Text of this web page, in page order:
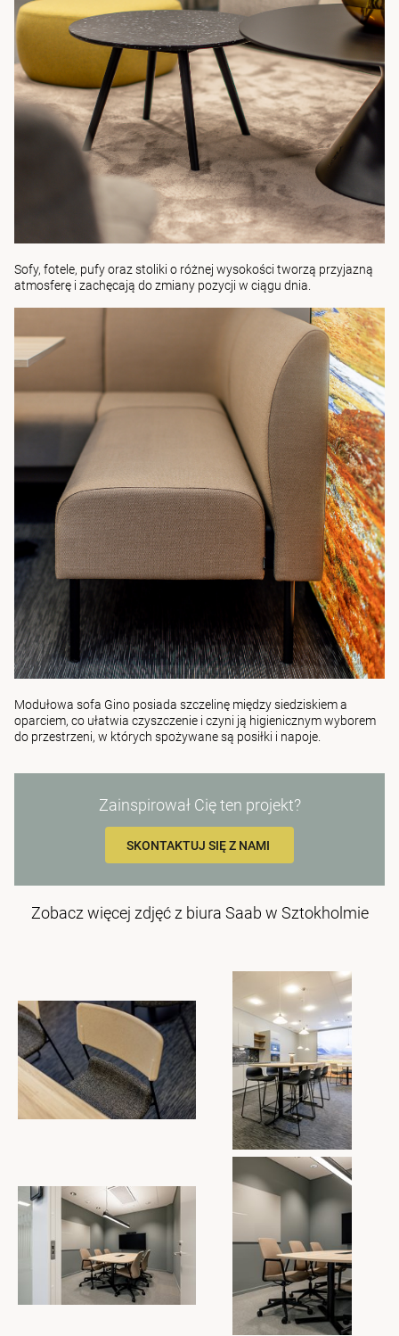
Sofy, fotele, pufyorazstoliki o różnej wysokości tworzą przyjazną
atmosferę i zachęcają do zmiany pozycji w ciągu dnia.
Modułowa sofa Gino posiada szczelinę między siedziskiem a
oparciem, co ułatwia czyszczenie i czyni ją higienicznym wyborem
do przestrzeni, w których spożywane są posiłki i napoje.
Zainspirował Cię ten projekt?
SKONTAKTUJ SIĘ Z NAMI
Zobacz więcej zdjęć z biura Saab w Sztokholmie